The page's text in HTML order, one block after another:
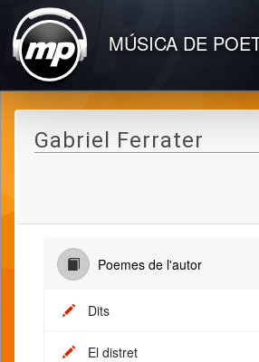
MÚSICA DE
Gabriel Ferrater
Poemes de l'autor
Dits
El distret